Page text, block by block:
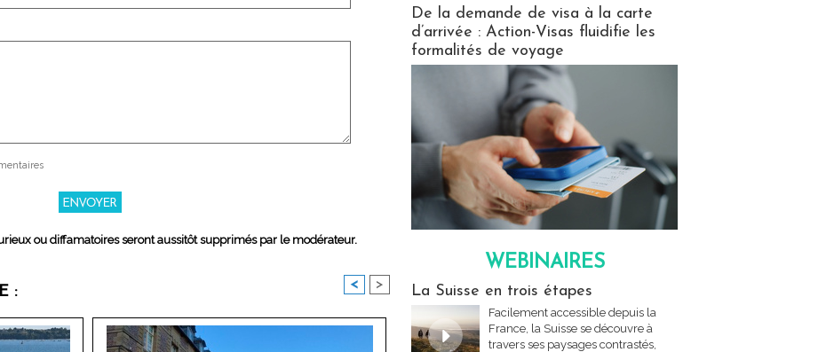
ou diffamatoires seront aussitôt supprimés par le modérateur.
: < >
De la demande de visa à la carte
d’arrivée : Action-Visas fluidifie les
formalités de voyage
WEBINAIRES
La Suisse en trois étapes
Facilement accessible depuis la
France, la Suisse se découvre à
travers ses paysages contrastés,